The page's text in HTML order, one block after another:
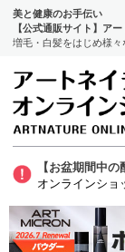
美と健康のお手伝い
【公式通販サイト】ア
増毛・白髪をはじめ様々
【お盆期間中